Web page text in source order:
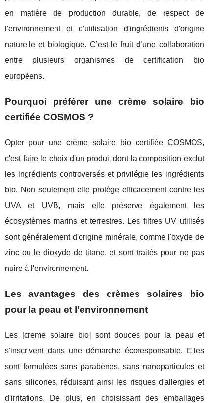
en matière de production durable, de respect de
l'environnement et d'utilisation d'ingrédients d'origine
naturelle et biologique. C’est le fruit d’une collaboration
entre plusieurs organismes de certification bio
européens.
Pourquoi préférer une crème solaire bio
certifiée COSMOS ?
Opter pour une crème solaire bio certifiée COSMOS,
c'est faire le choix d'un produit dont la composition exclut
les ingrédients controversés et privilégie les ingrédients
bio. Non seulement elle protège efficacement contre les
UVA et UVB, mais elle préserve également les
écosystèmes marins et terrestres. Les filtres UV utilisés
sont généralement d'origine minérale, comme l'oxyde de
zinc ou le dioxyde de titane, et sont traités pour ne pas
nuire à l'environnement.
Les avantages des crèmes solaires bio
pour la peau et l'environnement
Les [creme solaire bio] sont douces pour la peau et
s'inscrivent dans une démarche écoresponsable. Elles
sont formulées sans parabènes, sans nanoparticules et
sans silicones, réduisant ainsi les risques d'allergies et
d'irritations. De plus, en choisissant des emballages